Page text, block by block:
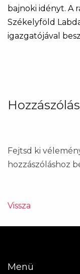
bajnoki idényt. A
Székelyföld
igazgatójával
Fejtsd ki
hozzászóláshoz
Vissza
Menü